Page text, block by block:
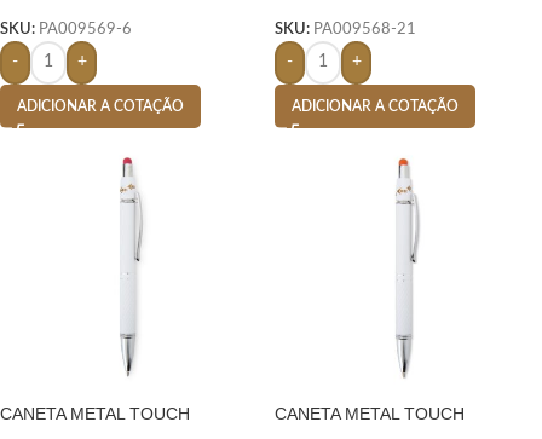
SKU: PA009569-6
- +
ADICIONAR A COTAÇÃO
SKU: PA009568-21
- +
ADICIONAR A COTAÇÃO
CANETA METAL TOUCH
CANETA METAL TOUCH